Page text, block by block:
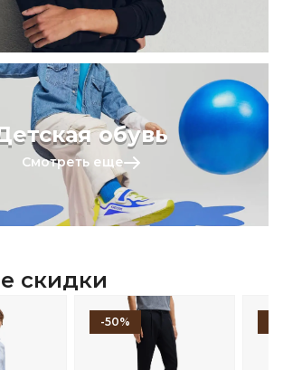
обувь
Смотреть еще
скидки
-50%